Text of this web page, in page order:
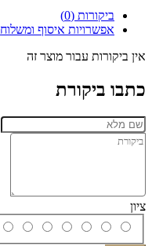
ביקורות (0)
אפשרויות איסוף ומשלוח
אין ביקורות עבור מוצר זה
כתבו ביקורת
ציון